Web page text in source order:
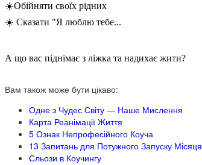
☀️Обійняти своїх рідних
☀️ Сказати "Я люблю тебе...
А що вас піднімає з ліжка та надихає жити?
Вам також може бути цікаво:
Одне з Чудес Світу — Наше Мислення
Карта Реанімації Життя
5 Ознак Непрофесійного Коуча
13 Запитань для Потужного Запуску Місяця
Сльози в Коучингу